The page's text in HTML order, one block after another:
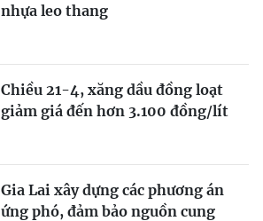
nhựa leo thang
Chiều 21-4, xăng dầu đồng loạt
giảm giá đến hơn 3.100 đồng/lít
Gia Lai xây dựng các phương án
ứng phó, đảm bảo nguồn cung